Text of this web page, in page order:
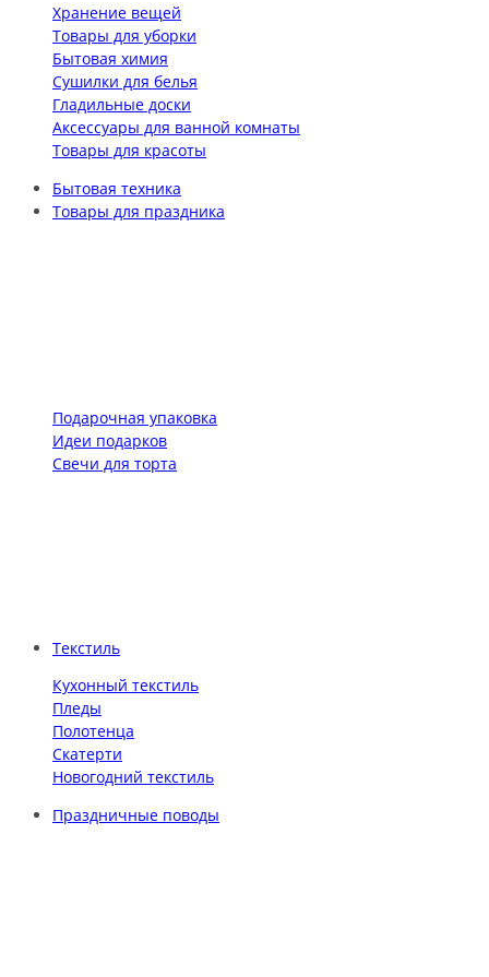
Хранение вещей
Товары для уборки
Бытовая химия
Сушилки для белья
Гладильные доски
Аксессуары для ванной комнаты
Товары для красоты
Бытовая техника
Товары для праздника
Подарочная упаковка
Идеи подарков
Свечи для торта
Текстиль
Кухонный текстиль
Пледы
Полотенца
Скатерти
Новогодний текстиль
Праздничные поводы